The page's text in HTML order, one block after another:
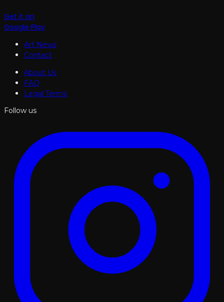
Get it on
Google Play
Art News
Contact
About Us
FAQ
Legal Terms
Follow us